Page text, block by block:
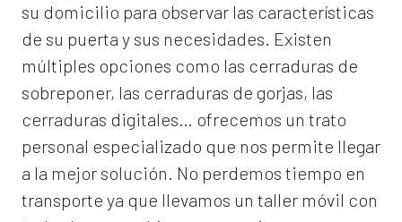
su domicilio para observar las características
de su puerta y sus necesidades. Existen
múltiples opciones como las cerraduras de
sobreponer, las cerraduras de gorjas, las
cerraduras digitales… ofrecemos un trato
personal especializado que nos permite llegar
a la mejor solución. No perdemos tiempo en
transporte ya que llevamos un taller móvil con